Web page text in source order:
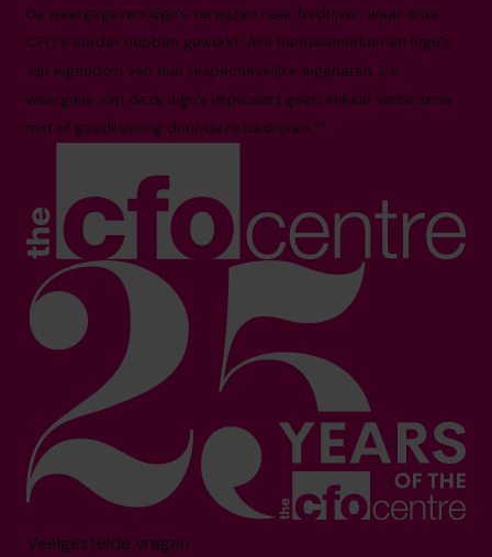
De weergegeven logo's verwijzen naar bedrijven waar onze
CFO's eerder hebben gewerkt. Alle handelsmerken en logo's
zijn eigendom van hun respectievelijke eigenaren. De
weergave van deze logo's impliceert geen enkele verbintenis
met of goedkeuring door deze bedrijven.**
Veelgestelde vragen